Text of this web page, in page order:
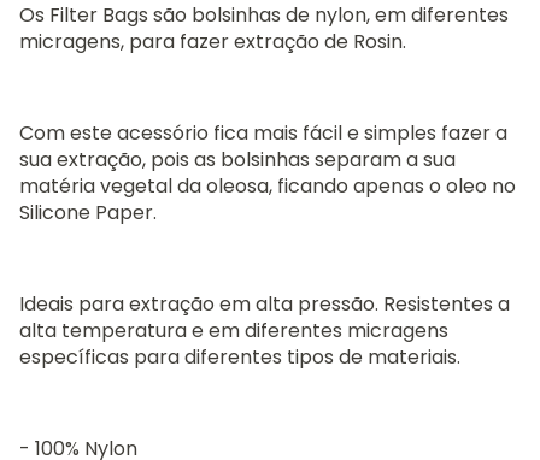
Os Filter Bags são bolsinhas de nylon, em diferentes
micragens, para fazer extração de Rosin.
Com este acessório fica mais fácil e simples fazer a
sua extração, pois as bolsinhas separam a sua
matéria vegetal da oleosa, ficando apenas o oleo no
Silicone Paper.
Ideais para extração em alta pressão. Resistentes a
alta temperatura e em diferentes micragens
específicas para diferentes tipos de materiais.
- 100% Nylon